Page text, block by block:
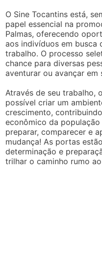
O Sine Tocantins está,
papel essencial na
Palmas, oferecendo
aos indivíduos em busca
trabalho. O processo
chance para diversas
aventurar ou avançar em
Através de seu trabalho,
possível criar um
crescimento,
econômico da
preparar, comparecer e
mudança! As portas
determinação e
trilhar o caminho rumo